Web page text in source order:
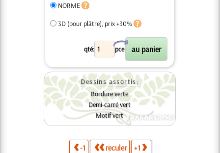
NORME
3D (pour plâtre), prix +30%
qté: pce.
X
Dessins assortis:
Bordure verte
Demi-carré vert
Motif vert
-1 reculer +1